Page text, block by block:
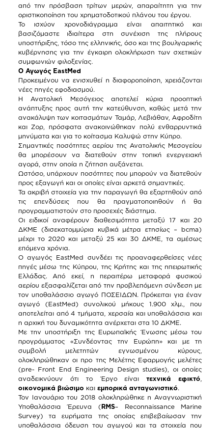
από την πρόσβαση τρίτων μερών, απαραίτητη για την
οριστικοποίηση του χρηματοδοτικού πλάνου του έργου.
Το ισχύον χρονοδιάγραμμα είναι απαιτητικό και
βασιζόμαστε ιδιαίτερα στη συνέχιση της πλήρους
υποστήριξης, τόσο της ελληνικής, όσο και της βουλγαρικής
κυβέρνησης για την έγκαιρη ολοκλήρωση των σχετικών
συμφωνιών φιλοξενίας.
Ο Αγωγός EastMed
Προκειμένου να ενισχυθεί η διαφοροποίηση, χρειάζονται
νέες πηγές εφοδιασμού.
Η Ανατολική Μεσόγειος αποτελεί κύρια προοπτική
ανάπτυξης προς αυτή την κατεύθυνση, καθώς μετά την
ανακάλυψη των κοιτασμάτων Ταμάρ, Λεβιάθαν, Αφροδίτη
και Ζορ, πρόσφατα ανακοινώθηκαν πολύ ενθαρρυντικά
μηνύματα και για το κοίτασμα Καλυψώ στην Κύπρο.
Σημαντικές ποσότητες αερίου της Ανατολικής Μεσογείου
θα μπορέσουν να διατεθούν στην τοπική ενεργειακή
αγορά, στην οποία η ζήτηση αυξάνεται.
Ωστόσο, υπάρχουν ποσότητες που μπορούν να διατεθούν
προς εξαγωγή και οι οποίες είναι αρκετά σημαντικές.
Τα ακριβή στοιχεία για την παραγωγή θα εξαρτηθούν από
τις επενδύσεις που θα πραγματοποιηθούν ή θα
προγραμματιστούν στο προσεχές διάστημα.
Οι ειδικοί αναφέρουν διαθεσιμότητα μεταξύ 17 και 20
ΔΚΜΕ (δισεκατομμύρια κυβικά μέτρα ετησίως – bcma)
μέχρι το 2020 και μεταξύ 25 και 30 ΔΚΜΕ, τα αμέσως
επόμενα χρόνια.
Ο αγωγός EastMed συνδέει τις προαναφερθείσες νέες
πηγές μέσω της Κύπρου, της Κρήτης και της ηπειρωτικής
Ελλάδας. Από εκεί, η περαιτέρω μεταφορά φυσικού
αερίου εξασφαλίζεται από την προβλεπόμενη σύνδεση με
τον υποθαλάσσιο αγωγό ΠΟΣΕΙΔΩΝ. Πρόκειται για έναν
αγωγό (EastMed) συνολικού μήκους 1.900 χλμ., που
αποτελείται από 4 τμήματα, χερσαία και υποθαλάσσια και
η αρχική του δυναμικότητα ανέρχεται στα 10 ΔΚΜΕ.
Με την υποστήριξη της Ευρωπαϊκής Ένωσης μέσω του
προγράμματος «Συνδέοντας την Ευρώπη» και με τη
συμβολή μελετητών εγνωσμένου κύρους,
ολοκληρώθηκαν οι προ της Μελέτης Εφαρμογής μελέτες
(pre- Front End Engineering Design studies), οι οποίες
αναδεικνύουν ότι το Έργο είναιτεχνικά εφικτό
οικονομικά βιώσιμο και εμπορικά ανταγωνιστικό.
Τον Ιανουάριο του 2018 ολοκληρώθηκε η Αναγνωριστική
Υποθαλάσσια Έρευνα ( RMS– Reconnaissance Marine
Survey) τα ευρήματα της οποίας επιβεβαίωσαν την
υποθαλάσσια όδευση του αγωγού και τα στοιχεία που